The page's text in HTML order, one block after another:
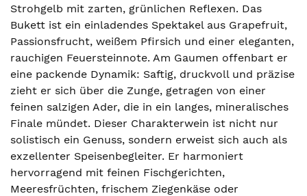
Strohgelb mit zarten, grünlichen Reflexen. Das
Bukett ist ein einladendes Spektakel aus Grapefruit,
Passionsfrucht, weißem Pfirsich und einer eleganten,
rauchigen Feuersteinnote. Am Gaumen offenbart er
eine packende Dynamik: Saftig, druckvoll und präzise
zieht er sich über die Zunge, getragen von einer
feinen salzigen Ader, die in ein langes, mineralisches
Finale mündet. Dieser Charakterwein ist nicht nur
solistisch ein Genuss, sondern erweist sich auch als
exzellenter Speisenbegleiter. Er harmoniert
hervorragend mit feinen Fischgerichten,
Meeresfrüchten, frischem Ziegenkäse oder